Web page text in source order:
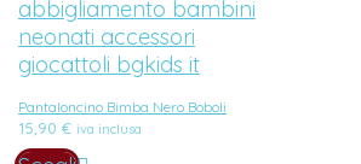
Pantaloncino Bimba Nero Boboli
15,90 € iva inclusa